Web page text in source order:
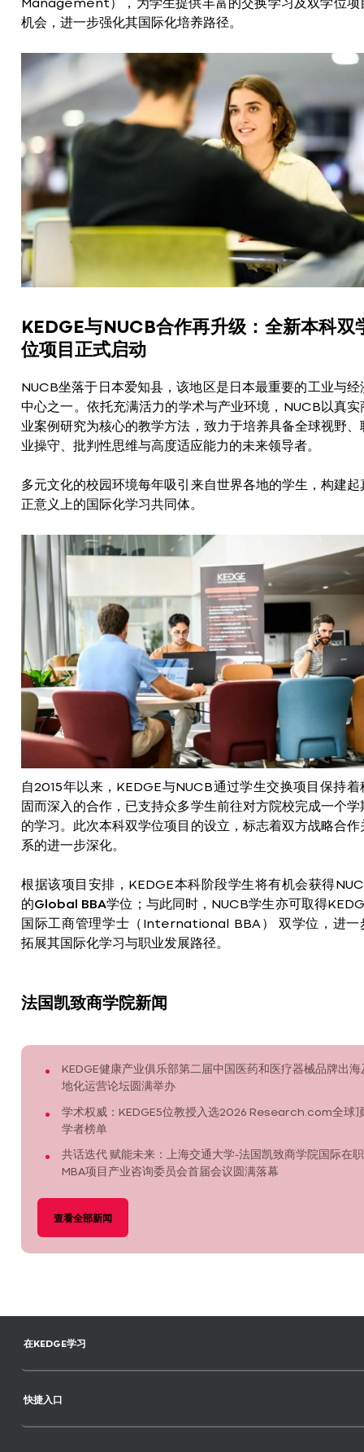
Management），为学生提供丰富的交换学习及双学位项
机会，进一步强化其国际化培养路径。
KEDGE与NUCB合作再升级：全新本科双
位项目正式启动
NUCB坐落于日本爱知县，该地区是日本最重要的工业与经
中心之一。依托充满活力的学术与产业环境，NUCB以真实
业案例研究为核心的教学方法，致力于培养具备全球视野、
业操守、批判性思维与高度适应能力的未来领导者。
多元文化的校园环境每年吸引来自世界各地的学生，构建起
正意义上的国际化学习共同体。
自2015年以来，KEDGE与NUCB通过学生交换项目保持着
固而深入的合作，已支持众多学生前往对方院校完成一个学
的学习。此次本科双学位项目的设立，标志着双方战略合作
系的进一步深化。
根据该项目安排，KEDGE本科阶段学生将有机会获得
的 Global BBA学位；与此同时，NUCB学生亦可取得
国际工商管理学士（International BBA） 双学位，进一
拓展其国际化学习与职业发展路径。
法国凯致商学院新闻
KEDGE健康产业俱乐部第二届中国医药和医疗器械品牌出海
地化运营论坛圆满举办
学术权威：KEDGE5位教授入选2026 Research.com全球
学者榜单
共话迭代 赋能未来：上海交通大学-法国凯致商学院国际在职
MBA项目产业咨询委员会首届会议圆满落幕
查看全部新闻
在KEDGE学习
快捷入口